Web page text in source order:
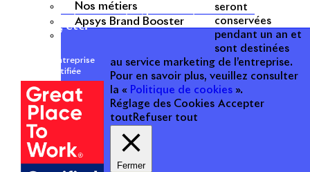
Nos métiers
Apsys Brand Booster
commerces, bureaux, logements,
hôtellerie, etc.
Une entreprise
certifiée
seront
conservées
pendant un an et
sont destinées
au service marketing de l’entreprise.
Pour en savoir plus, veuillez consulter
la « Politique de cookies ».
Réglage des Cookies Accepter
tout Refuser tout
Fermer